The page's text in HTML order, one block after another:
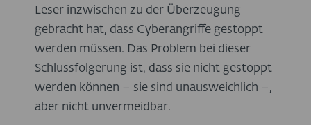
Leser inzwischen zu der Überzeugung
gebracht hat, dass Cyberangriffe gestoppt
werden müssen. Das Problem bei dieser
Schlussfolgerung ist, dass sie nicht gestoppt
werden können – sie sind unausweichlich –,
aber nicht unvermeidbar.